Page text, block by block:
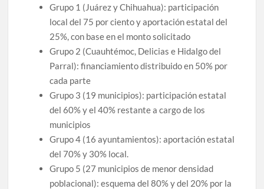
Grupo 1 (Juárez y Chihuahua): participación
local del 75 por ciento y aportación estatal del
25%, con base en el monto solicitado
Grupo 2 (Cuauhtémoc, Delicias e Hidalgo del
Parral): financiamiento distribuido en 50% por
cada parte
Grupo 3 (19 municipios): participación estatal
del 60% y el 40% restante a cargo de los
municipios
Grupo 4 (16 ayuntamientos): aportación estatal
del 70% y 30% local.
Grupo 5 (27 municipios de menor densidad
poblacional): esquema del 80% y del 20% por la